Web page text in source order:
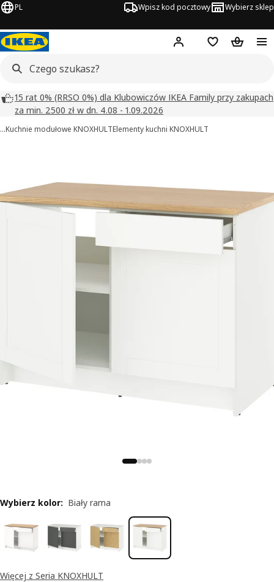
PL Wpisz kod pocztowy Wybierz sklep
Hej! Zaloguj się
Lista zakupowa
Koszyk
15 rat 0% (RRSO 0%) dla Klubowiczów IKEA Family przy zakupach
za min. 2500 zł w dn. 4.08 - 1.09.2026
…Kuchnie modułowe KNOXHULTElementy kuchni KNOXHULT
Więcej z Seria KNOXHULT
Wybierz kolor: Biały rama